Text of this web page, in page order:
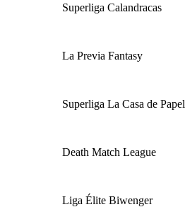
Superliga Calandracas
La Previa Fantasy
Superliga La Casa de Papel
Death Match League
Liga Élite Biwenger